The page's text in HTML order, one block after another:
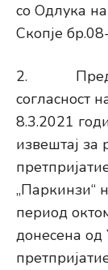
со Одлука
Скопје
2.
согласност
8.3.2021
извештај за
„Паркинзи“
период
донесена од